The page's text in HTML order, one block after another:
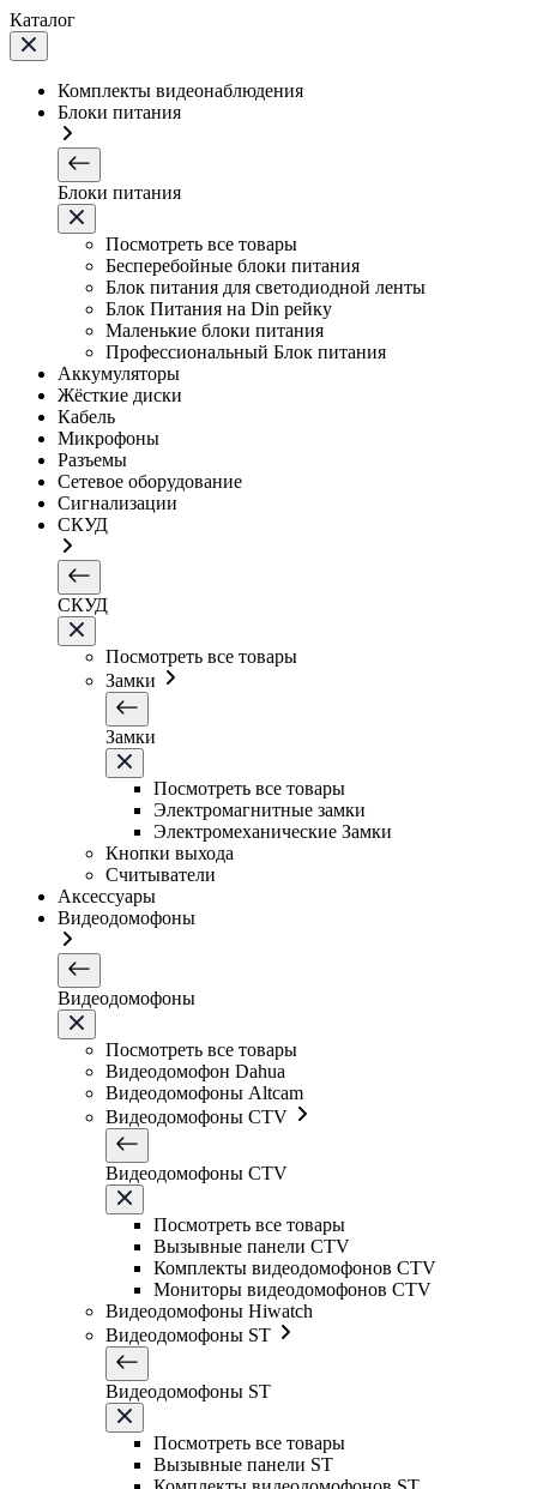
Каталог
Комплекты видеонаблюдения
Блоки питания
Блоки питания
Посмотреть все товары
Бесперебойные блоки питания
Блок питания для светодиодной ленты
Блок Питания на Din рейку
Маленькие блоки питания
Профессиональный Блок питания
Аккумуляторы
Жёсткие диски
Кабель
Микрофоны
Разъемы
Сетевое оборудование
Сигнализации
СКУД
СКУД
Посмотреть все товары
Замки
Замки
Посмотреть все товары
Электромагнитные замки
Электромеханические Замки
Кнопки выхода
Считыватели
Аксессуары
Видеодомофоны
Видеодомофоны
Посмотреть все товары
Видеодомофон Dahua
Видеодомофоны Altcam
Видеодомофоны CTV
Видеодомофоны CTV
Посмотреть все товары
Вызывные панели CTV
Комплекты видеодомофонов CTV
Мониторы видеодомофонов CTV
Видеодомофоны Hiwatch
Видеодомофоны ST
Видеодомофоны ST
Посмотреть все товары
Вызывные панели ST